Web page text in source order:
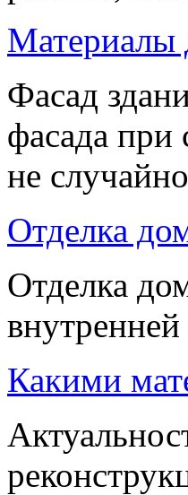
Материалы
Фасад
фасада при
не
Отделка
Отделка
внутренней
Какими